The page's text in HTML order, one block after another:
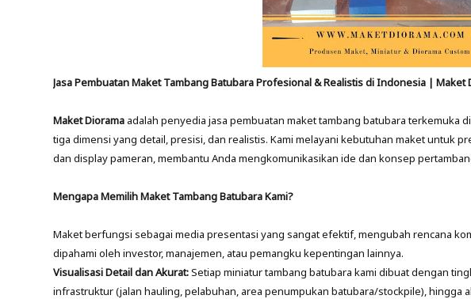
Jasa Pembuatan Maket Tambang Batubara Profesional & Realistis di Indonesia | Maket
Maket Diorama adalah penyedia jasa pembuatan maket tambang batubara terkemuka
tiga dimensi yang detail, presisi, dan realistis. Kami melayani kebutuhan maket untuk
dan display pameran, membantu Anda mengkomunikasikan ide dan konsep
Mengapa Memilih Maket Tambang Batubara Kami?
Maket berfungsi sebagai media presentasi yang sangat efektif, mengubah rencana
dipahami oleh investor, manajemen, atau pemangku kepentingan lainnya.
Visualisasi Detail dan Akurat:Setiap miniatur tambang batubara kami dibuat dengan
infrastruktur (jalan hauling, pelabuhan, area penumpukan batubara/stockpile), hingga